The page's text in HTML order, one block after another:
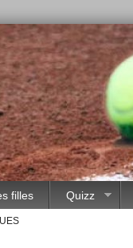
filles Quizz